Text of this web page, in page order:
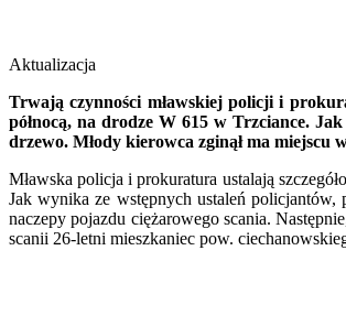
Aktualizacja
Trwają czynności mławskiej policji i
północą, na drodze W 615 w Trzciance.
drzewo. Młody kierowca zginął ma miejscu
Mławska policja i prokuratura ustalają
Jak wynika ze wstępnych ustaleń
naczepy pojazdu ciężarowego scania.
scanii 26-letni mieszkaniec pow.